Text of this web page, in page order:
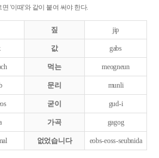
'이때'와 같이 붙여 써야 한다.
짚 jip
값 gabs
먹는 meogneun
문리 munli
굳이 gud-i
가곡 gagog
없었습니다 eobs-eoss-seubnida